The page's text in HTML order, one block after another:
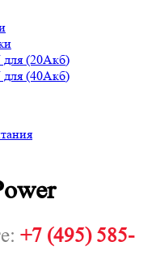
(20Акб)
(40Акб)
+7 (495) 585-